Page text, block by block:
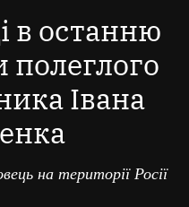
в останню
полеглого
Івана
на території Росії